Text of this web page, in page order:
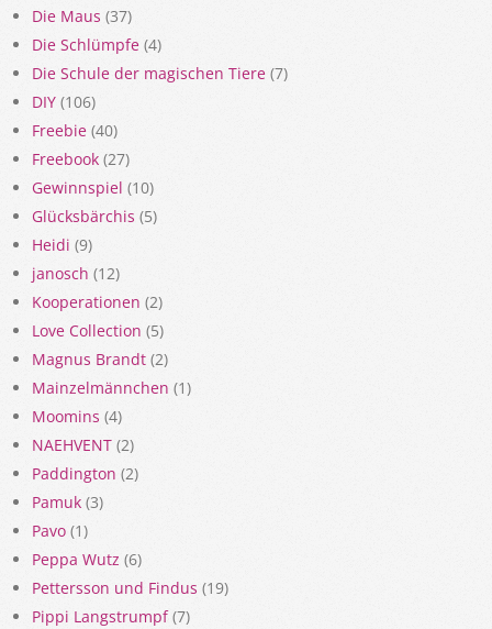
Die Maus (37)
Die Schlümpfe (4)
Die Schule der magischen Tiere (7)
DIY (106)
Freebie (40)
Freebook (27)
Gewinnspiel (10)
Glücksbärchis (5)
Heidi (9)
janosch (12)
Kooperationen (2)
Love Collection (5)
Magnus Brandt (2)
Mainzelmännchen (1)
Moomins (4)
NAEHVENT (2)
Paddington (2)
Pamuk (3)
Pavo (1)
Peppa Wutz (6)
Pettersson und Findus (19)
Pippi Langstrumpf(7)